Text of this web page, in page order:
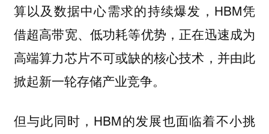
算以及数据中心需求的持续爆发，HBM凭
借超高带宽、低功耗等优势，正在迅速成为
高端算力芯片不可或缺的核心技术，并由此
掀起新一轮存储产业竞争。
但与此同时，HBM的发展也面临着不小挑